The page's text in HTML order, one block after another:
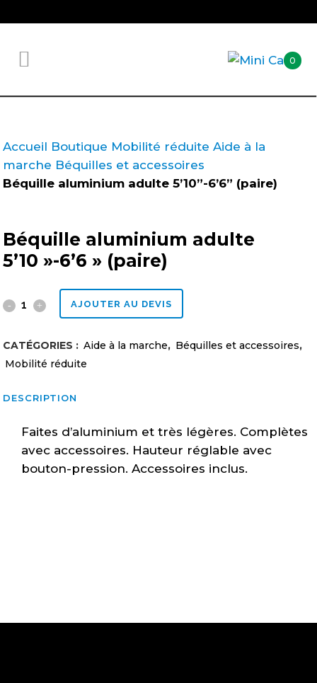
0
Accueil Boutique Mobilité réduite Aide à la
marche Béquilles et accessoires
Béquille aluminium adulte 5’10”-6’6” (paire)
Béquille aluminium adulte
5’10 »-6’6 » (paire)
Béquille
adulte
quantity
AJOUTER AU DEVIS
CATÉGORIES : Aide à la marche, Béquilles et accessoires,
Mobilité réduite
DESCRIPTION
Faites d’aluminium et très légères. Complètes
avec accessoires. Hauteur réglable avec
bouton-pression. Accessoires inclus.